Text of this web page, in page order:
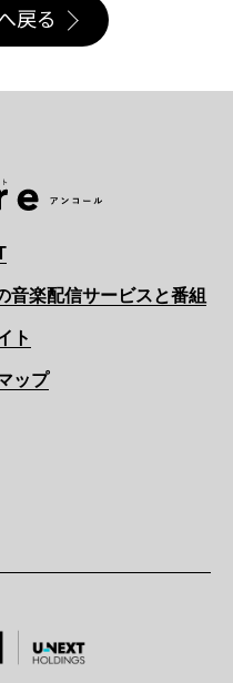
戻る
音楽配信サービスと番組
ト
ップ